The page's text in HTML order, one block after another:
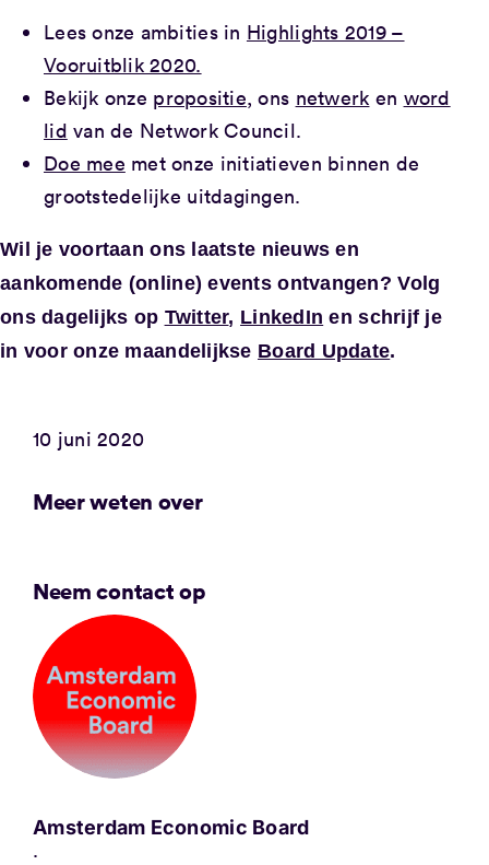
Lees onze ambities in Highlights 2019 –
Vooruitblik 2020.
Bekijk onze propositie, ons netwerk en word
lid van de Network Council.
Doe mee met onze initiatieven binnen de
grootstedelijke uitdagingen.
Wil je voortaan ons laatste nieuws en
aankomende (online) events ontvangen?Volg
ons dagelijks op Twitter, LinkedIn en schrijf je
in voor onze maandelijkse Board Update.
10 juni 2020
Meer weten over
Neem contact op
Amsterdam Economic Board
.